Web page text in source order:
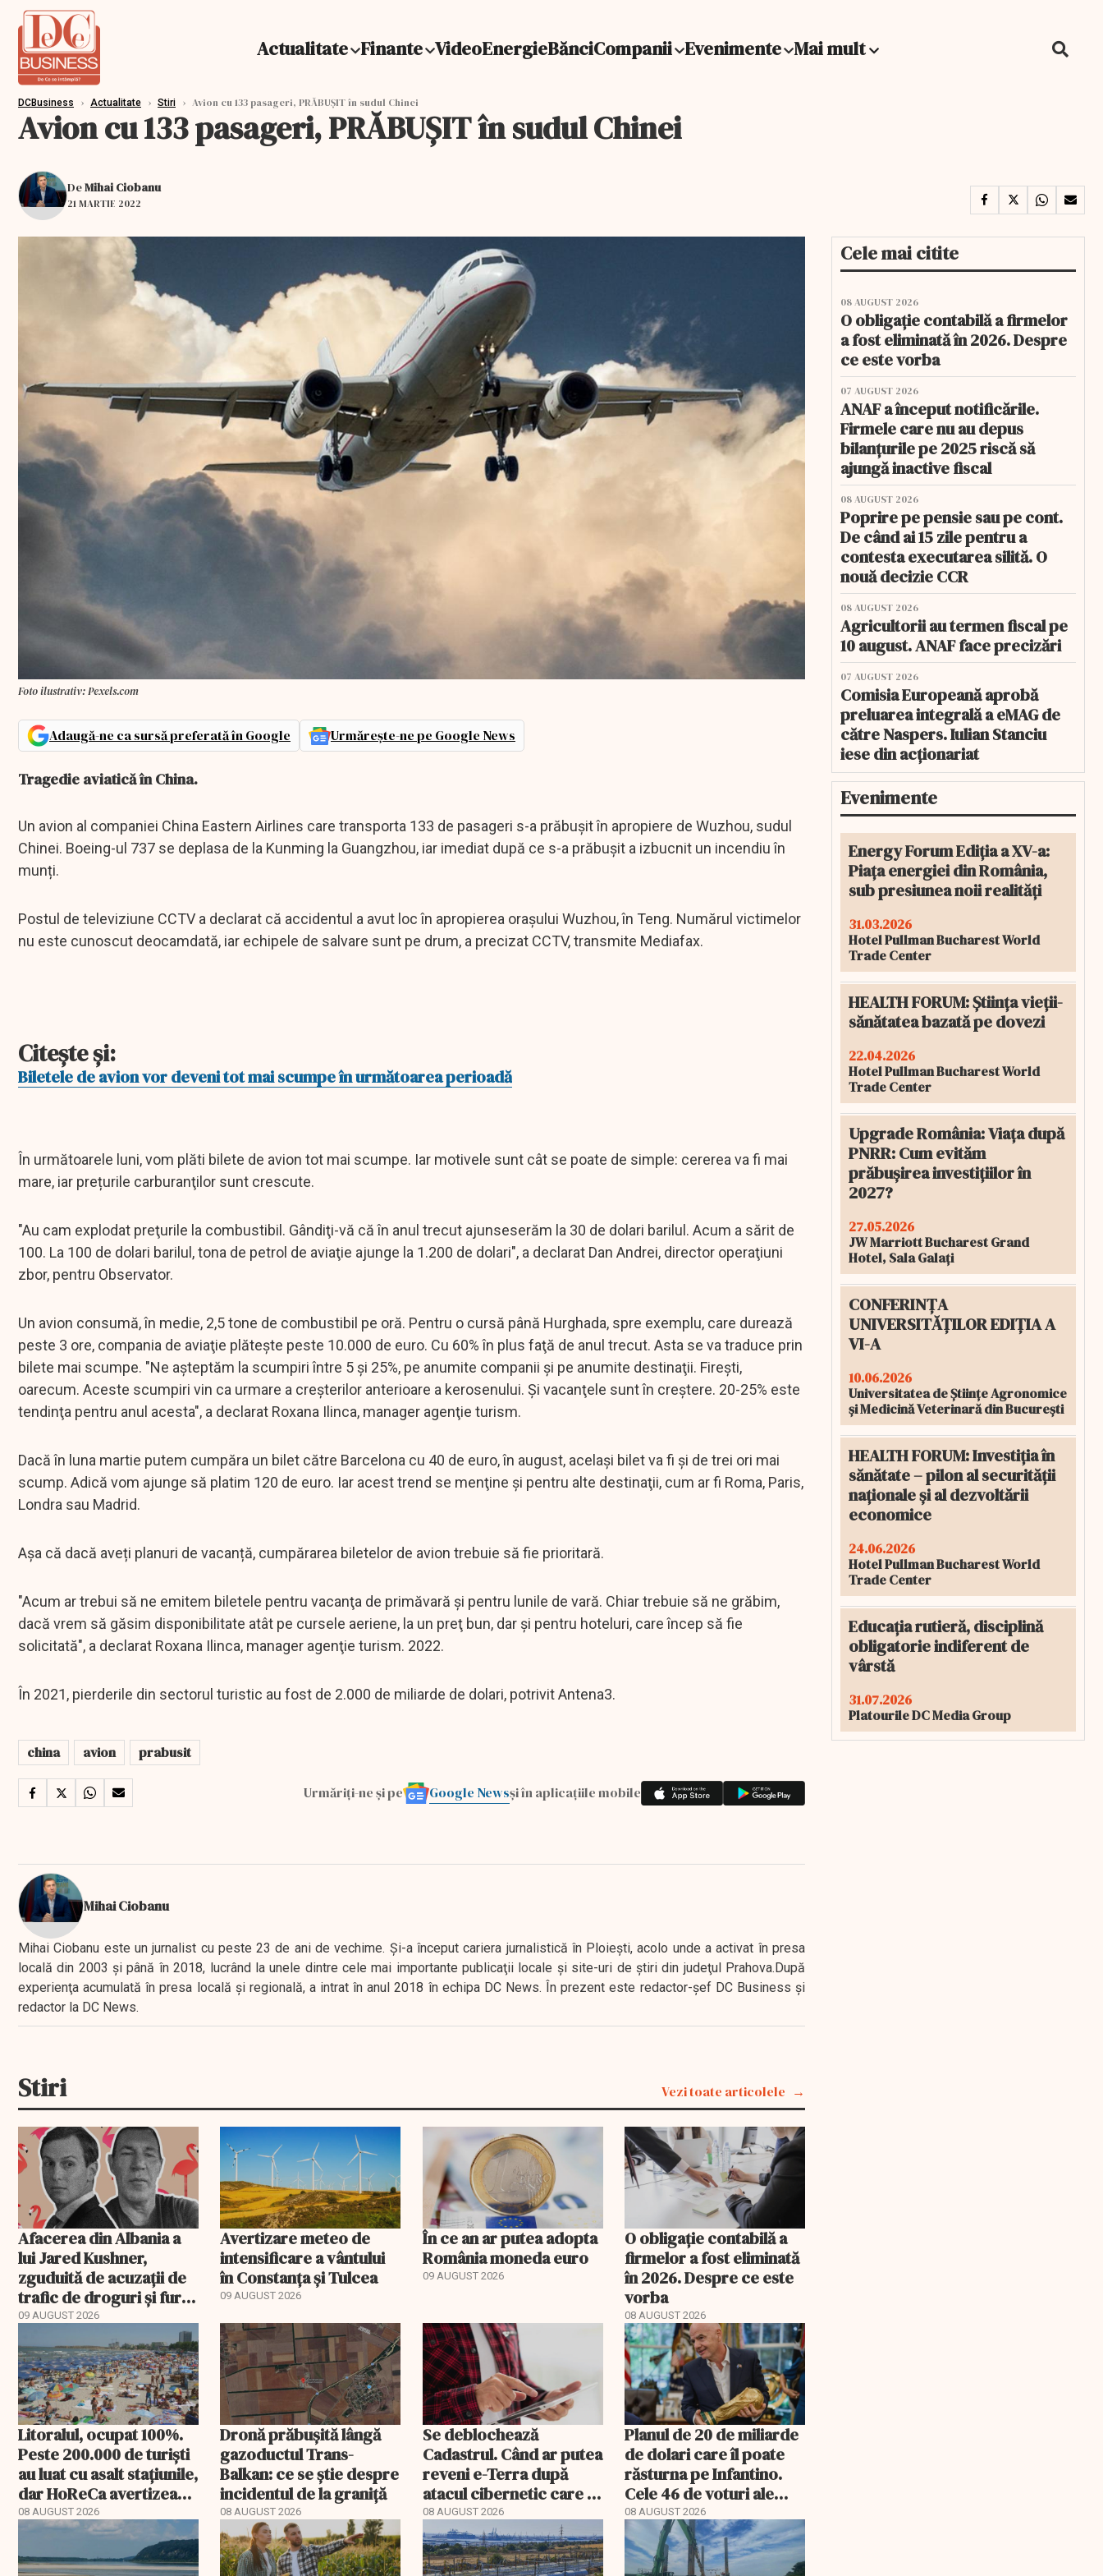
Actualitate Finante VideoEnergieBănciCompanii Evenimente Mai mult
DCBusiness › Actualitate › Stiri › Avion cu 133 pasageri, PRĂBUŞIT în sudul Chinei
Avion cu 133 pasageri, PRĂBUŞIT în sudul Chinei
DeMihai Ciobanu
21 MARTIE 2022
Foto ilustrativ: Pexels.com
Adaugă-ne ca sursă preferată în Google Urmărește-ne pe Google News
Tragedie aviatică în China.
Un avion al companiei China Eastern Airlines care transporta 133 de pasageri s-a prăbușit în apropiere de Wuzhou, sudul
Chinei. Boeing-ul 737 se deplasa de la Kunming la Guangzhou, iar imediat după ce s-a prăbușit a izbucnit un incendiu în
munți.
Postul de televiziune CCTV a declarat că accidentul a avut loc în apropierea orașului Wuzhou, în Teng. Numărul victimelor
nu este cunoscut deocamdată, iar echipele de salvare sunt pe drum, a precizat CCTV, transmite Mediafax.
Citeşte şi:
Biletele de avion vor deveni tot mai scumpe în următoarea perioadă
În următoarele luni, vom plăti bilete de avion tot mai scumpe. Iar motivele sunt cât se poate de simple: cererea va fi mai
mare, iar prețurile carburanţilor sunt crescute.
"Au cam explodat preţurile la combustibil. Gândiţi-vă că în anul trecut ajunseserăm la 30 de dolari barilul. Acum a sărit de
100. La 100 de dolari barilul, tona de petrol de aviaţie ajunge la 1.200 de dolari", a declarat Dan Andrei, director operaţiuni
zbor, pentru Observator.
Un avion consumă, în medie, 2,5 tone de combustibil pe oră. Pentru o cursă până Hurghada, spre exemplu, care durează
peste 3 ore, compania de aviaţie plăteşte peste 10.000 de euro. Cu 60% în plus faţă de anul trecut. Asta se va traduce prin
bilete mai scumpe. "Ne aşteptăm la scumpiri între 5 şi 25%, pe anumite companii şi pe anumite destinaţii. Fireşti,
oarecum. Aceste scumpiri vin ca urmare a creşterilor anterioare a kerosenului. Şi vacanţele sunt în creştere. 20-25% este
tendinţa pentru anul acesta", a declarat Roxana Ilinca, manager agenţie turism.
Dacă în luna martie putem cumpăra un bilet către Barcelona cu 40 de euro, în august, acelaşi bilet va fi şi de trei ori mai
scump. Adică vom ajunge să platim 120 de euro. Iar acest trend se menţine şi pentru alte destinaţii, cum ar fi Roma, Paris,
Londra sau Madrid.
Așa că dacă aveți planuri de vacanță, cumpărarea biletelor de avion trebuie să fie prioritară.
"Acum ar trebui să ne emitem biletele pentru vacanţa de primăvară şi pentru lunile de vară. Chiar trebuie să ne grăbim,
dacă vrem să găsim disponibilitate atât pe cursele aeriene, la un preţ bun, dar şi pentru hoteluri, care încep să fie
solicitată", a declarat Roxana Ilinca, manager agenţie turism. 2022.
În 2021, pierderile din sectorul turistic au fost de 2.000 de miliarde de dolari, potrivit Antena3.
china avion prabusit
Urmăriți-ne și pe Google Newsși în aplicațiile mobile
Mihai Ciobanu
Mihai Ciobanu este un jurnalist cu peste 23 de ani de vechime. Şi-a început cariera jurnalistică în Ploieşti, acolo unde a activat în presa
locală din 2003 şi până în 2018, lucrând la unele dintre cele mai importante publicaţii locale şi site-uri de ştiri din judeţul Prahova.După
experienţa acumulată în presa locală şi regională, a intrat în anul 2018 în echipa DC News. În prezent este redactor-şef DC Business şi
redactor la DC News.
Stiri Vezi toate articolele
Afacerea din Albania a
lui Jared Kushner,
zguduită de acuzații de
trafic de droguri și furt
de terenuri. Anchetă
09 AUGUST 2026
Avertizare meteo de
intensificare a vântului
în Constanța și Tulcea
09 AUGUST 2026
În ce an ar putea adopta
România moneda euro
09 AUGUST 2026
O obligație contabilă a
firmelor a fost eliminată
în 2026. Despre ce este
vorba
08 AUGUST 2026
Litoralul, ocupat 100%.
Peste 200.000 de turiști
au luat cu asalt stațiunile,
dar HoReCa avertizează:
„Nu avem un an de
profit”
08 AUGUST 2026
Dronă prăbușită lângă
gazoductul Trans-
Balkan: ce se știe despre
incidentul de la graniță
08 AUGUST 2026
Se deblochează
Cadastrul. Când ar putea
reveni e-Terra după
atacul cibernetic care a
blocat tranzacțiile
imobiliare
08 AUGUST 2026
Planul de 20 de miliarde
de dolari care îl poate
răsturna pe Infantino.
Cele 46 de voturi ale
Asiei decid viitorul FIFA
08 AUGUST 2026
Cele mai citite
08 AUGUST 2026
O obligație contabilă a firmelor
a fost eliminată în 2026. Despre
ce este vorba
07 AUGUST 2026
ANAF a început notificările.
Firmele care nu au depus
bilanțurile pe 2025 riscă să
ajungă inactive fiscal
08 AUGUST 2026
Poprire pe pensie sau pe cont.
De când ai 15 zile pentru a
contesta executarea silită. O
nouă decizie CCR
08 AUGUST 2026
Agricultorii au termen fiscal pe
10 august. ANAF face precizări
07 AUGUST 2026
Comisia Europeană aprobă
preluarea integrală a eMAG de
către Naspers. Iulian Stanciu
iese din acționariat
Evenimente
Energy Forum Ediția a XV-a:
Piața energiei din România,
sub presiunea noii realități
31.03.2026
Hotel Pullman Bucharest World
Trade Center
HEALTH FORUM: Știința vieții-
sănătatea bazată pe dovezi
22.04.2026
Hotel Pullman Bucharest World
Trade Center
Upgrade România: Viața după
PNRR: Cum evităm
prăbușirea investițiilor în
2027?
27.05.2026
JW Marriott Bucharest Grand
Hotel, Sala Galați
CONFERINȚA
UNIVERSITĂȚILOR EDIȚIA A
VI-A
10.06.2026
Universitatea de Științe Agronomice
și Medicină Veterinară din București
HEALTH FORUM: Investiția în
sănătate – pilon al securității
naționale și al dezvoltării
economice
24.06.2026
Hotel Pullman Bucharest World
Trade Center
Educația rutieră, disciplină
obligatorie indiferent de
vârstă
31.07.2026
Platourile DC Media Group